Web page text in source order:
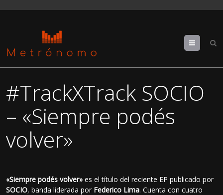
Menu
#TrackXTrack SOCIO
– «Siempre podés
volver»
«Siempre podés volver» es el título del reciente EP publicado por
SOCIO, banda liderada por Federico Lima. Cuenta con cuatro